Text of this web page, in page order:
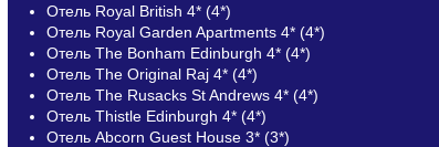
Отель Royal British 4* (4*)
Отель Royal Garden Apartments 4* (4*)
Отель The Bonham Edinburgh 4* (4*)
Отель The Original Raj 4* (4*)
Отель The Rusacks St Andrews 4* (4*)
Отель Thistle Edinburgh 4* (4*)
Отель Abcorn Guest House 3* (3*)